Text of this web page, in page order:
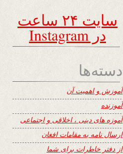
سایت ۲۴ ساعت
در Instagram
دسته‌ها
آموزش و اهمیت آن
آموزنده
آموزه های دینی ، اخلاقی و اجتماعی
ارسال نامه به مقامات افغان
از دفتر خاطرات برای شما